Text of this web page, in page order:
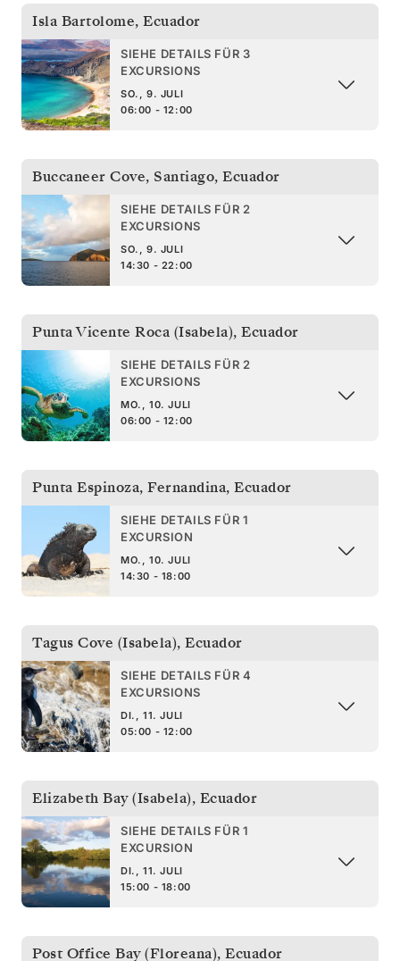
Isla Bartolome, Ecuador
SIEHE DETAILS FÜR 3
EXCURSIONS
SO., 9. JULI
06:00 - 12:00
Buccaneer Cove, Santiago, Ecuador
SIEHE DETAILS FÜR 2
EXCURSIONS
SO., 9. JULI
14:30 - 22:00
Punta Vicente Roca (Isabela), Ecuador
SIEHE DETAILS FÜR 2
EXCURSIONS
MO., 10. JULI
06:00 - 12:00
Punta Espinoza, Fernandina, Ecuador
SIEHE DETAILS FÜR 1
EXCURSION
MO., 10. JULI
14:30 - 18:00
Tagus Cove (Isabela), Ecuador
SIEHE DETAILS FÜR 4
EXCURSIONS
DI., 11. JULI
05:00 - 12:00
Elizabeth Bay (Isabela), Ecuador
SIEHE DETAILS FÜR 1
EXCURSION
DI., 11. JULI
15:00 - 18:00
Post Office Bay (Floreana), Ecuador